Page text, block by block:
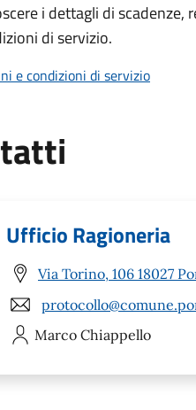
i dettagli di
di servizio.
e condizioni di servizio
Ufficio Ragioneria
Via Torino, 106 18027
Marco Chiappello